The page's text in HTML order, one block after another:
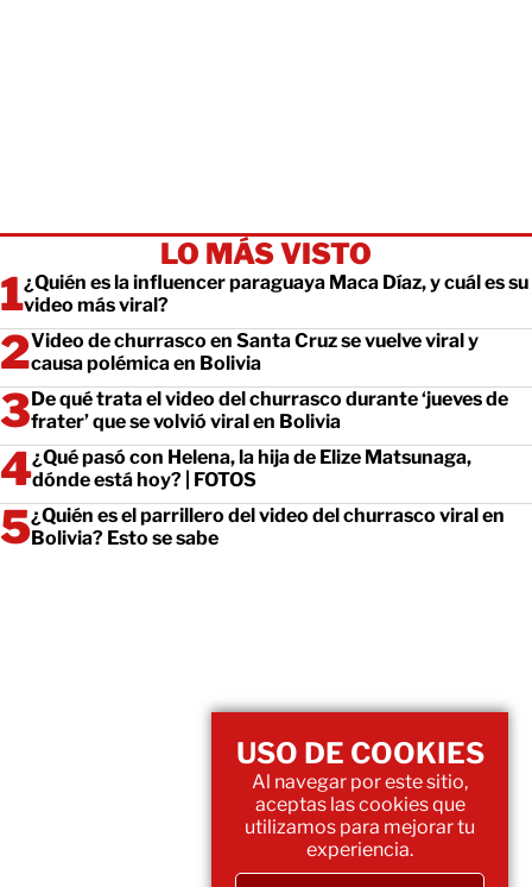
LO MÁS VISTO
¿Quién es la influencer paraguaya Maca Díaz, y cuál es su
video más viral?
Video de churrasco en Santa Cruz se vuelve viral y
causa polémica en Bolivia
De qué trata el video del churrasco durante ‘jueves de
frater’ que se volvió viral en Bolivia
¿Qué pasó con Helena, la hija de Elize Matsunaga,
dónde está hoy? | FOTOS
¿Quién es el parrillero del video del churrasco viral en
Bolivia? Esto se sabe
USO DE COOKIES
Al navegar por este sitio,
aceptas las cookies que
utilizamos para mejorar tu
experiencia.